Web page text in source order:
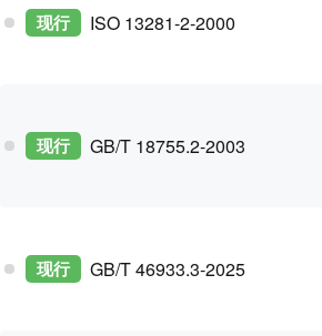
现行 ISO 13281-2-2000
现行 GB/T 18755.2-2003
现行 GB/T 46933.3-2025